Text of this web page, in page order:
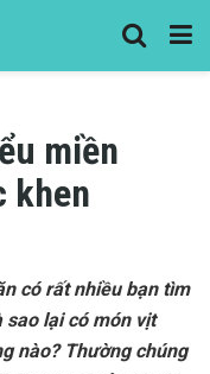
miền
khen
có rất nhiều bạn tìm
sao lại có món vịt
nào? Thường chúng